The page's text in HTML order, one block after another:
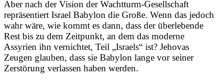
Aber nach der Vision der Wachtturm-Gesellschaft
repräsentiert Israel Babylon die Große. Wenn das jedoch
wahr wäre, wie kommt es dann, dass der überlebende
Rest bis zu dem Zeitpunkt, an dem das moderne
Assyrien ihn vernichtet, Teil „Israels“ ist? Jehovas
Zeugen glauben, dass sie Babylon lange vor seiner
Zerstörung verlassen haben werden.